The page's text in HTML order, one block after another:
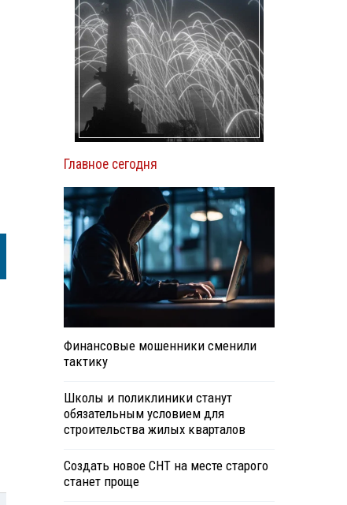
Главное сегодня
Финансовые мошенники сменили
тактику
Школы и поликлиники станут
обязательным условием для
строительства жилых кварталов
Создать новое СНТ на месте старого
станет проще